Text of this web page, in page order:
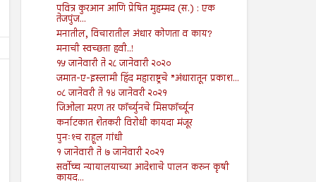
तरुण नेतृत्वाचा अभाव अमेरिकेच्या आपत्तीग्रस्त शेतकऱ्यांच्या
पवित्र कुरआन आणि प्रेषित मुहम्मद (स.) : एक
तेजपुंज...
मनातील, विचारातील अंधार कोणता व काय?
मनाची स्वच्छता हवी..!
१५ जानेवारी ते २८ जानेवारी २०२०
जमात-ए-इस्लामी हिंद महाराष्ट्रचे ”अंधारातून प्रकाश...
०८ जानेवरी ते १४ जानेवरी २०२१
जिओला मरण तर फॉर्च्युनचे मिसफॉर्च्यून
कर्नाटकात शेतकरी विरोधी कायदा मंजूर
पुनःश्‍च राहूल गांधी
१ जानेवारी ते ७ जानेवारी २०२१
सर्वोच्च न्यायालयाच्या आदेशाचे पालन करुन कृषी
कायद...